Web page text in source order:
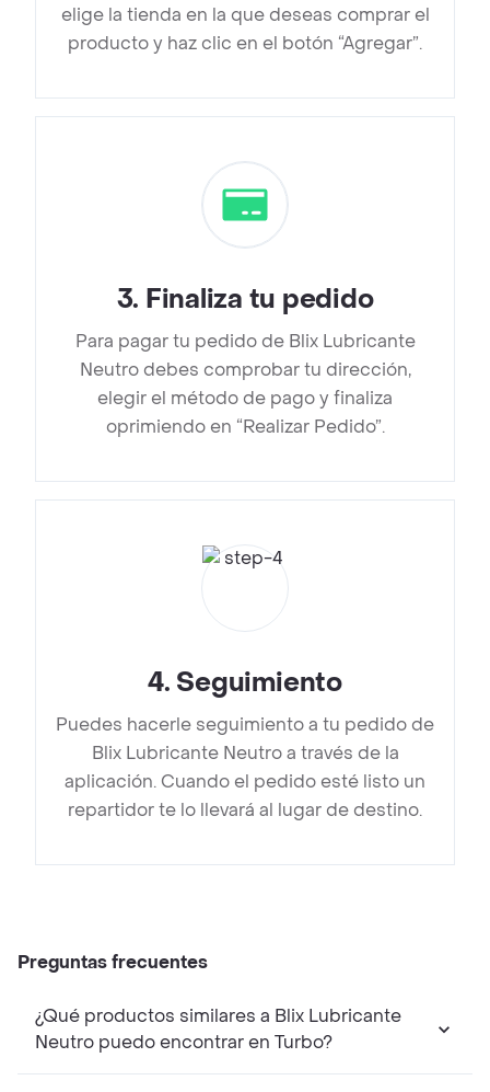
elige la tienda en la que deseas comprar el
producto y haz clic en el botón “Agregar”.
3. Finaliza tu pedido
Para pagar tu pedido de Blix Lubricante
Neutro debes comprobar tu dirección,
elegir el método de pago y finaliza
oprimiendo en “Realizar Pedido”.
4. Seguimiento
Puedes hacerle seguimiento a tu pedido de
Blix Lubricante Neutro a través de la
aplicación. Cuando el pedido esté listo un
repartidor te lo llevará al lugar de destino.
Preguntas frecuentes
¿Qué productos similares a Blix Lubricante
Neutro puedo encontrar en Turbo?